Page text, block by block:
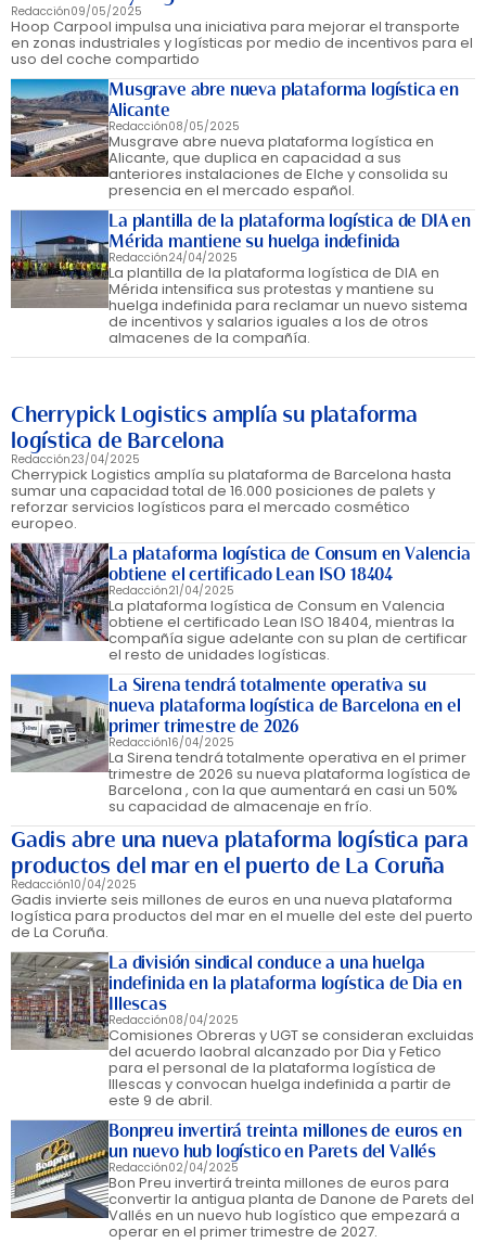
Redacción09/05/2025
Hoop Carpool impulsa una iniciativa para mejorar el transporte
en zonas industriales y logísticas por medio de incentivos para el
uso del coche compartido
Musgrave abre nueva plataforma logística en
Alicante
Redacción08/05/2025
Musgrave abre nueva plataforma logística en
Alicante, que duplica en capacidad a sus
anteriores instalaciones de Elche y consolida su
presencia en el mercado español.
La plantilla de la plataforma logística de DIA en
Mérida mantiene su huelga indefinida
Redacción24/04/2025
La plantilla de la plataforma logística de DIA en
Mérida intensifica sus protestas y mantiene su
huelga indefinida para reclamar un nuevo sistema
de incentivos y salarios iguales a los de otros
almacenes de la compañía.
Cherrypick Logistics amplía su plataforma
logística de Barcelona
Redacción23/04/2025
Cherrypick Logistics amplía su plataforma de Barcelona hasta
sumar una capacidad total de 16.000 posiciones de palets y
reforzar servicios logísticos para el mercado cosmético
europeo.
La plataforma logística de Consum en Valencia
obtiene el certificado Lean ISO 18404
Redacción21/04/2025
La plataforma logística de Consum en Valencia
obtiene el certificado Lean ISO 18404, mientras la
compañía sigue adelante con su plan de certificar
el resto de unidades logísticas.
La Sirena tendrá totalmente operativa su
nueva plataforma logística de Barcelona en el
primer trimestre de 2026
Redacción16/04/2025
La Sirena tendrá totalmente operativa en el primer
trimestre de 2026 su nueva plataforma logística de
Barcelona , con la que aumentará en casi un 50%
su capacidad de almacenaje en frío.
Gadis abre una nueva plataforma logística para
productos del mar en el puerto de La Coruña
Redacción10/04/2025
Gadis invierte seis millones de euros en una nueva plataforma
logística para productos del mar en el muelle del este del puerto
de La Coruña.
La división sindical conduce a una huelga
indefinida en la plataforma logística de Dia en
Illescas
Redacción08/04/2025
Comisiones Obreras y UGT se consideran excluidas
del acuerdo laobral alcanzado por Dia y Fetico
para el personal de la plataforma logística de
Illescas y convocan huelga indefinida a partir de
este 9 de abril.
Bonpreu invertirá treinta millones de euros en
un nuevo hub logístico en Parets del Vallés
Redacción02/04/2025
Bon Preu invertirá treinta millones de euros para
convertir la antigua planta de Danone de Parets del
Vallés en un nuevo hub logístico que empezará a
operar en el primer trimestre de 2027.